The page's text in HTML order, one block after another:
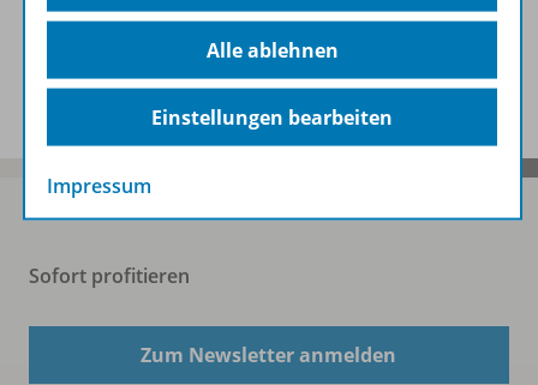
Benachrichtigungs-Service
Sofort profitieren
Zum Newsletter anmelden
Alle ablehnen
Einstellungen bearbeiten
Impressum